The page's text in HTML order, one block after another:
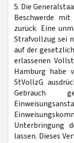
5. Die
Beschwerde
zurück. Eine
Strafvollzug sei
auf der
erlassenen
Hamburg habe
StVollzG
Gebrauch
Unterbringung
lassen. Dieses